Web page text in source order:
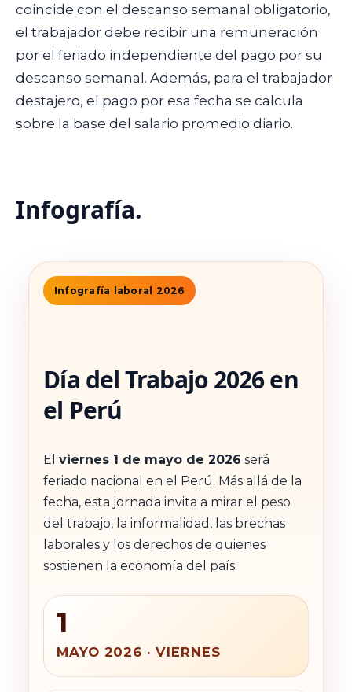
coincide con el descanso semanal obligatorio,
el trabajador debe recibir una remuneración
por el feriado independiente del pago por su
descanso semanal. Además, para el trabajador
destajero, el pago por esa fecha se calcula
sobre la base del salario promedio diario.
Infografía.
Infografía laboral 2026
Día del Trabajo 2026 en
el Perú
Elviernes 1 de mayo de 2026 será
feriado nacional en el Perú. Más allá de la
fecha, esta jornada invita a mirar el peso
del trabajo, la informalidad, las brechas
laborales y los derechos de quienes
sostienen la economía del país.
1
MAYO 2026 · VIERNES